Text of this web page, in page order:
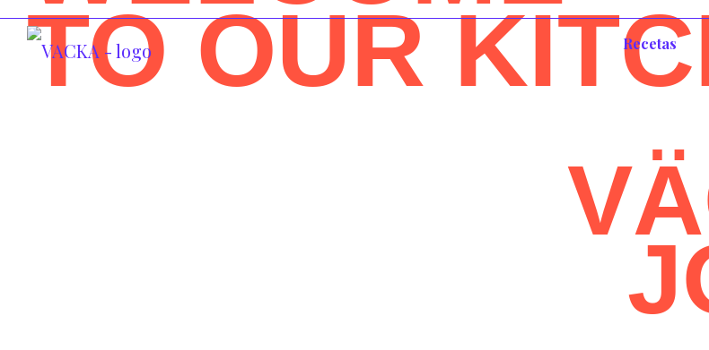
Recetas
TO OUR